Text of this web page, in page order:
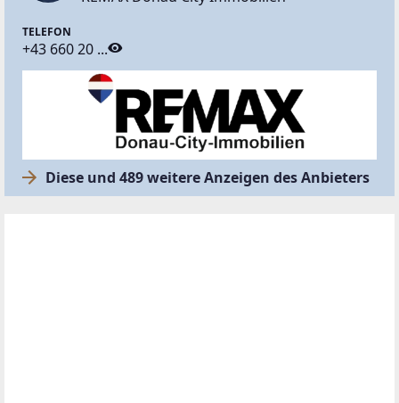
TELEFON
+43 660 20 ...
Diese und 489 weitere Anzeigen des Anbieters